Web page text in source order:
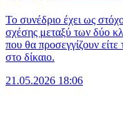
Το συνέδριο έχει ως
σχέσης μεταξύ των δύο
που θα προσεγγίζουν
στο δίκαιο.
21.05.2026 18:06